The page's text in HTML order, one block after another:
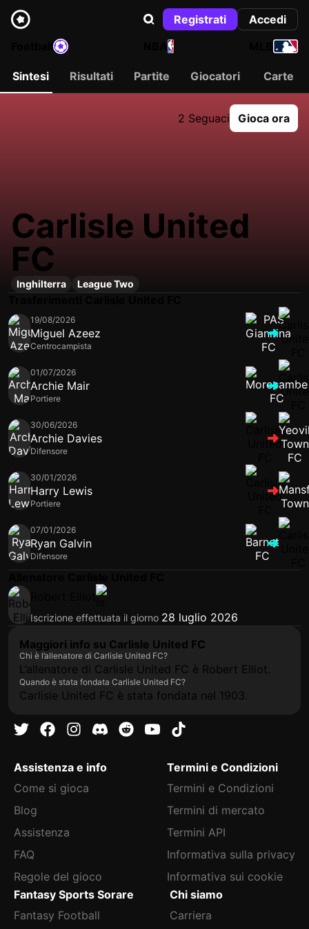
Registrati
Accedi
NBA
Sintesi Risultati Partite Giocatori Carte
2 Seguaci Gioca ora
Carlisle United
FC
Inghilterra League Two
19/08/2026
Miguel Azeez
Centrocampista
01/07/2026
Archie Mair
Portiere
30/06/2026
Archie Davies
Difensore
30/01/2026
Harry Lewis
Portiere
07/01/2026
Ryan Galvin
Difensore
Iscrizione effettuata il giorno 28 luglio 2026
Maggiori info su Carlisle United FC
Chi è l’allenatore di Carlisle United FC?
L’allenatore di Carlisle United FC è Robert Elliot.
Quando è stata fondata Carlisle United FC?
Carlisle United FC è stata fondata nel 1903.
Assistenza e info
Come si gioca
Blog
Assistenza
FAQ
Regole del gioco
Termini e Condizioni
Termini e Condizioni
Termini di mercato
Termini API
Informativa sulla privacy
Informativa sui cookie
Fantasy Sports Sorare
Fantasy Football
Chi siamo
Carriera